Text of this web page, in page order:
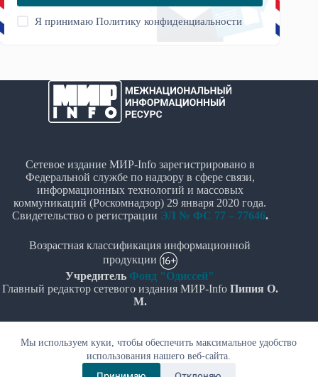
Мы используем куки, чтобы обеспечить максимальное удобство
использования нашего веб-сайта.
Я принимаюПолитику конфиденциальности
Сетевое издание МИР-Info зарегистрировано в
Федеральной службе по надзору в сфере связи,
информационных технологий и массовых
коммуникаций (Роскомнадзор) 29 января 2020 года.
Свидетельство о регистрации ЭЛ № ФС 77 – 77646.
Возрастная классификация информационной
продукции
Учредитель Фонд "Одиссей"
Главный редактор сетевого издания МИР-Info Пипия О.
М.
данных
© Все права защищены 2020-2026г. - "МИР-Info"